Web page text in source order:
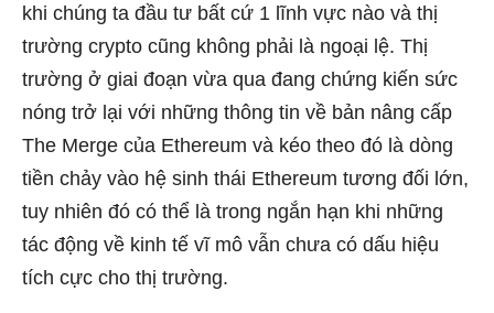
khi chúng ta đầu tư bất cứ 1 lĩnh vực nào và thị
trường crypto cũng không phải là ngoại lệ. Thị
trường ở giai đoạn vừa qua đang chứng kiến sức
nóng trở lại với những thông tin về bản nâng cấp
The Merge của Ethereum và kéo theo đó là dòng
tiền chảy vào hệ sinh thái Ethereum tương đối lớn,
tuy nhiên đó có thể là trong ngắn hạn khi những
tác động về kinh tế vĩ mô vẫn chưa có dấu hiệu
tích cực cho thị trường.